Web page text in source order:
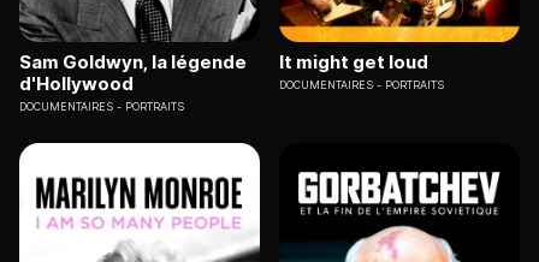
Sam Goldwyn, la légende
d'Hollywood
DOCUMENTAIRES PORTRAITS
It might get loud
DOCUMENTAIRES PORTRAITS